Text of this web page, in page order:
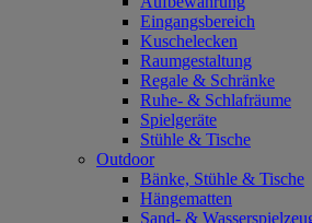
Eingangsbereich
Kuschelecken
Raumgestaltung
Regale & Schränke
Ruhe- & Schlafräume
Spielgeräte
Stühle & Tische
Outdoor
Bänke, Stühle & Tische
Hängematten
Sand- &